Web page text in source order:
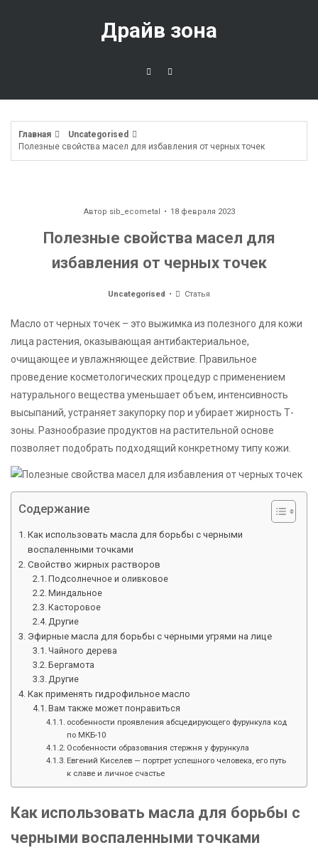
Драйв зона
Главная
Uncategorised
Полезные свойства масел для избавления от черных точек
Автор sib_ecometal 18 февраля 2023
Полезные свойства масел для
избавления от черных точек
Uncategorised Статья
Масло от черных точек – это выжимка из полезного для кожи
лица растения, оказывающая антибактериальное,
очищающее и увлажняющее действие. Правильное
проведение косметологических процедур с применением
натурального вещества уменьшает объем, интенсивность
высыпаний, устраняет закупорку пор и убирает жирность Т-
зоны. Разнообразие продуктов на растительной основе
позволяет подобрать подходящий конкретному типу кожи.
Содержание
Как использовать масла для борьбы с черными
воспаленными точками
Свойство жирных растворов
Подсолнечное и оливковое
Миндальное
Касторовое
Другие
Эфирные масла для борьбы с черными угрями на лице
Чайного дерева
Бергамота
Другие
Как применять гидрофильное масло
Вам также может понравиться
особенности проявления абсцедирующего фурункула код
по МКБ-10
Особенности образования стержня у фурункула
Евгений Киселев — портрет успешного человека, его путь
к славе и личное счастье
Как использовать масла для борьбы с
черными воспаленными точками